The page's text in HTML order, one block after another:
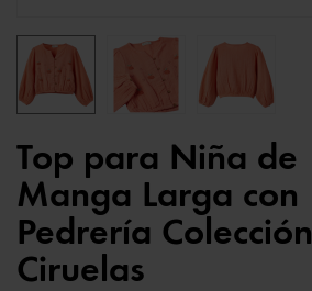
Top para Niña de
Manga Larga con
Pedrería Colección
Ciruelas